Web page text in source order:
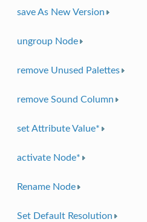
save As New Version
ungroup Node
remove Unused Palettes
remove Sound Column
set Attribute Value*
activate Node*
Rename Node
Set Default Resolution